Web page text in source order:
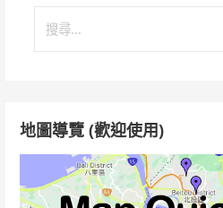
地圖導覽 (歡迎使用)